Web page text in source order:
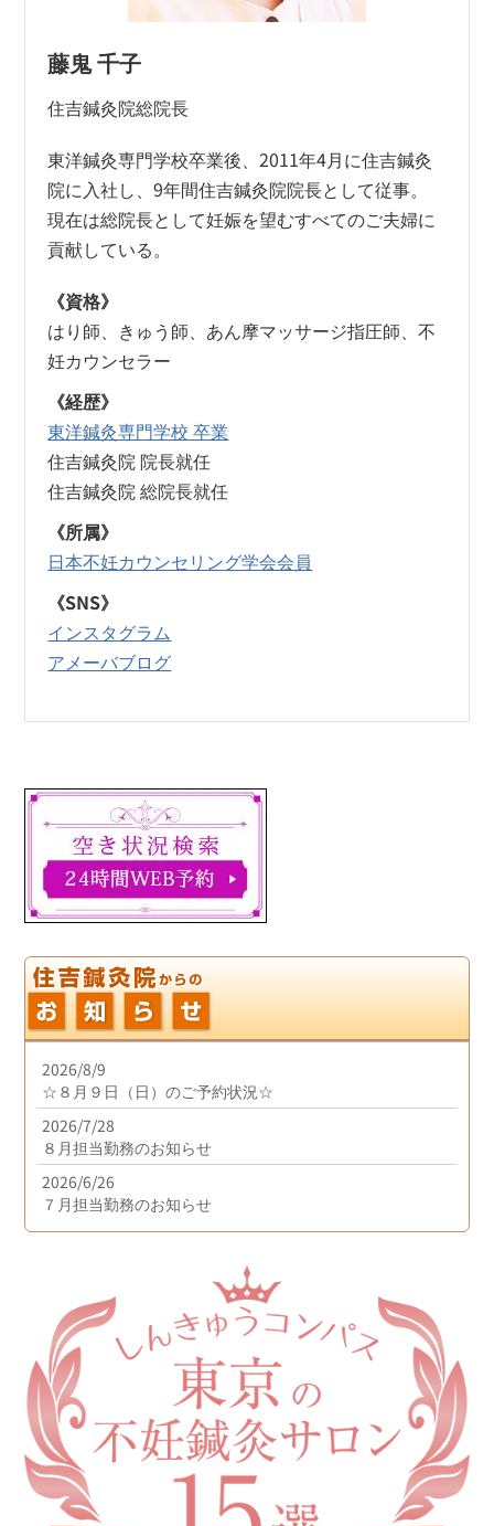
藤鬼 千子
住吉鍼灸院総院長
東洋鍼灸専門学校卒業後、2011年4月に住吉鍼灸
院に入社し、9年間住吉鍼灸院院長として従事。
現在は総院長として妊娠を望むすべてのご夫婦に
貢献している。
《資格》
はり師、きゅう師、あん摩マッサージ指圧師、不
妊カウンセラー
《経歴》
東洋鍼灸専門学校 卒業
住吉鍼灸院 院長就任
住吉鍼灸院 総院長就任
《所属》
日本不妊カウンセリング学会会員
《SNS》
インスタグラム
アメーバブログ
2026/8/9
☆８月９日（日）のご予約状況☆
2026/7/28
８月担当勤務のお知らせ
2026/6/26
７月担当勤務のお知らせ